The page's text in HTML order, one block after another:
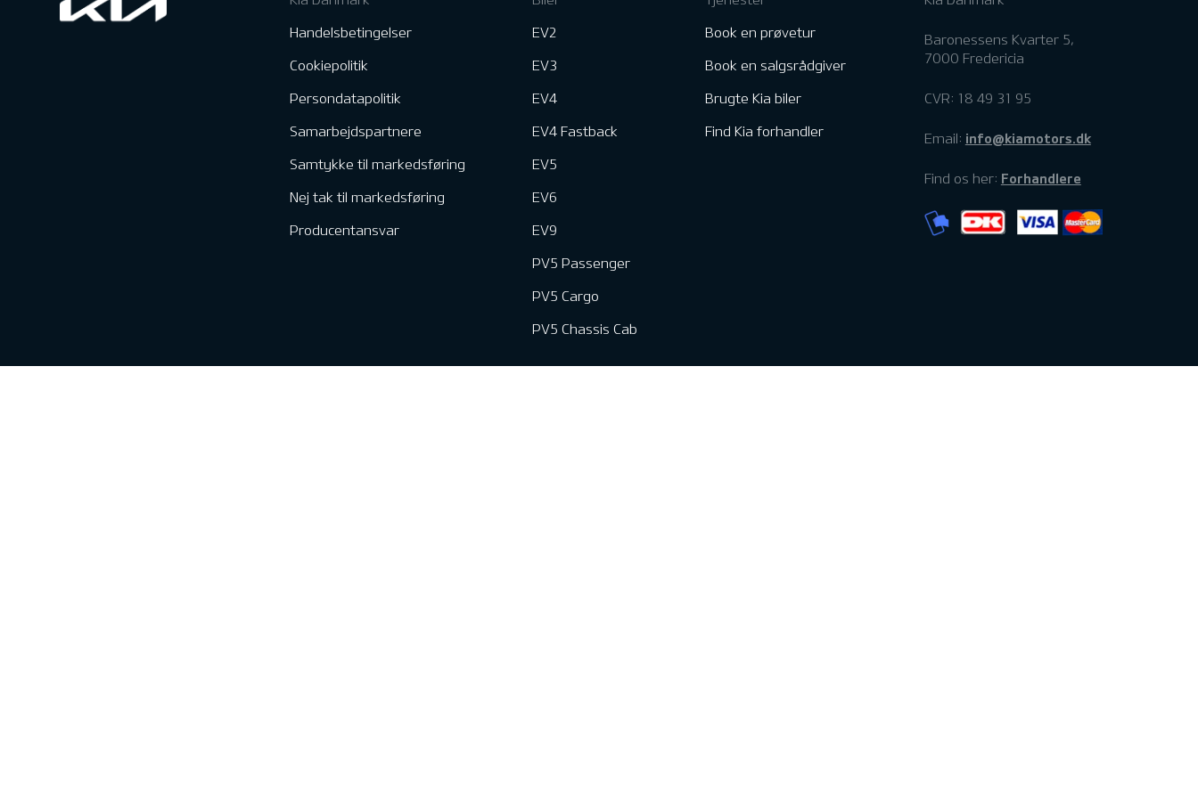
Handelsbetingelser
Cookiepolitik
Persondatapolitik
Samarbejdspartnere
Samtykke til markedsføring
Nej tak til markedsføring
Producentansvar
EV2
EV3
EV4
EV4 Fastback
EV5
EV6
EV9
PV5 Passenger
PV5 Cargo
PV5 Chassis Cab
Book en prøvetur
Book en salgsrådgiver
Brugte Kia biler
Find Kia forhandler
Baronessens Kvarter 5,
7000 Fredericia
CVR: 18 49 31 95
Email: info@kiamotors.dk
Find os her: Forhandlere